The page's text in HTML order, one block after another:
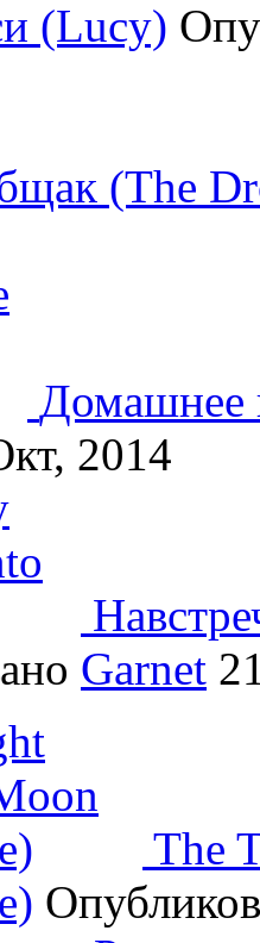
(Lucy)
(The
Домашнее
2014
Garnet
The